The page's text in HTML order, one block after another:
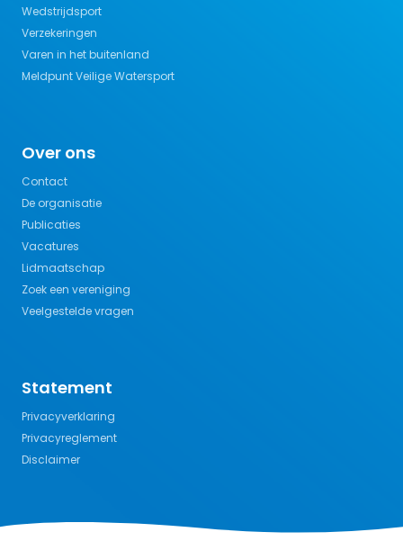
Wedstrijdsport
Verzekeringen
Varen in het buitenland
Meldpunt Veilige Watersport
Over ons
Contact
De organisatie
Publicaties
Vacatures
Lidmaatschap
Zoek een vereniging
Veelgestelde vragen
Statement
Privacyverklaring
Privacyreglement
Disclaimer